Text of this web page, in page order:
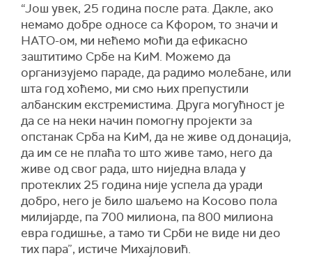
“Још увек, 25 година после рата. Дакле, ако
немамо добре односе са Kфором, то значи и
НАТО-ом, ми нећемо моћи да ефикасно
заштитимо Србе на KиМ. Можемо да
организујемо параде, да радимо молебане, или
шта год хоћемо, ми смо њих препустили
албанским екстремистима. Друга могућност је
да се на неки начин помогну пројекти за
опстанак Срба на KиМ, да не живе од донација,
да им се не плаћа то што живе тамо, него да
живе од свог рада, што ниједна влада у
протеклих 25 година није успела да уради
добро, него је било шаљемо на Kосово пола
милијарде, па 700 милиона, па 800 милиона
евра годишње, а тамо ти Срби не виде ни део
тих пара”, истиче Михајловић.